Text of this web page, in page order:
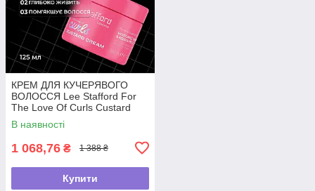
КРЕМ ДЛЯ КУЧЕРЯВОГО
ВОЛОССЯ Lee Stafford For
The Love Of Curls Custard
Cream,125мл
В наявності
1 068,76 ₴ 1 388 ₴
Купити